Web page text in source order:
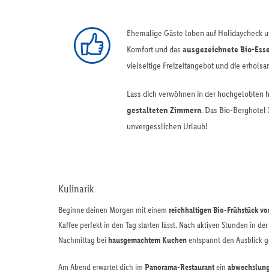
Ehemalige Gäste loben auf Holidaycheck
Komfort und das ausgezeichnete Bio-
vielseitige Freizeitangebot und die
Lass dich verwöhnen in der
gestalteten Zimmern. Das Bio-
unvergesslichen Urlaub!
Kulinarik
Beginne deinen Morgen mit einem reichhaltigen Bio-Frühstück
Kaffee perfekt in den Tag starten lässt. Nach aktiven Stunden in
Nachmittag beihausgemachtem Kuchenentspannt den Ausblick
Am Abend erwartet dich im Panorama-Restaurantein